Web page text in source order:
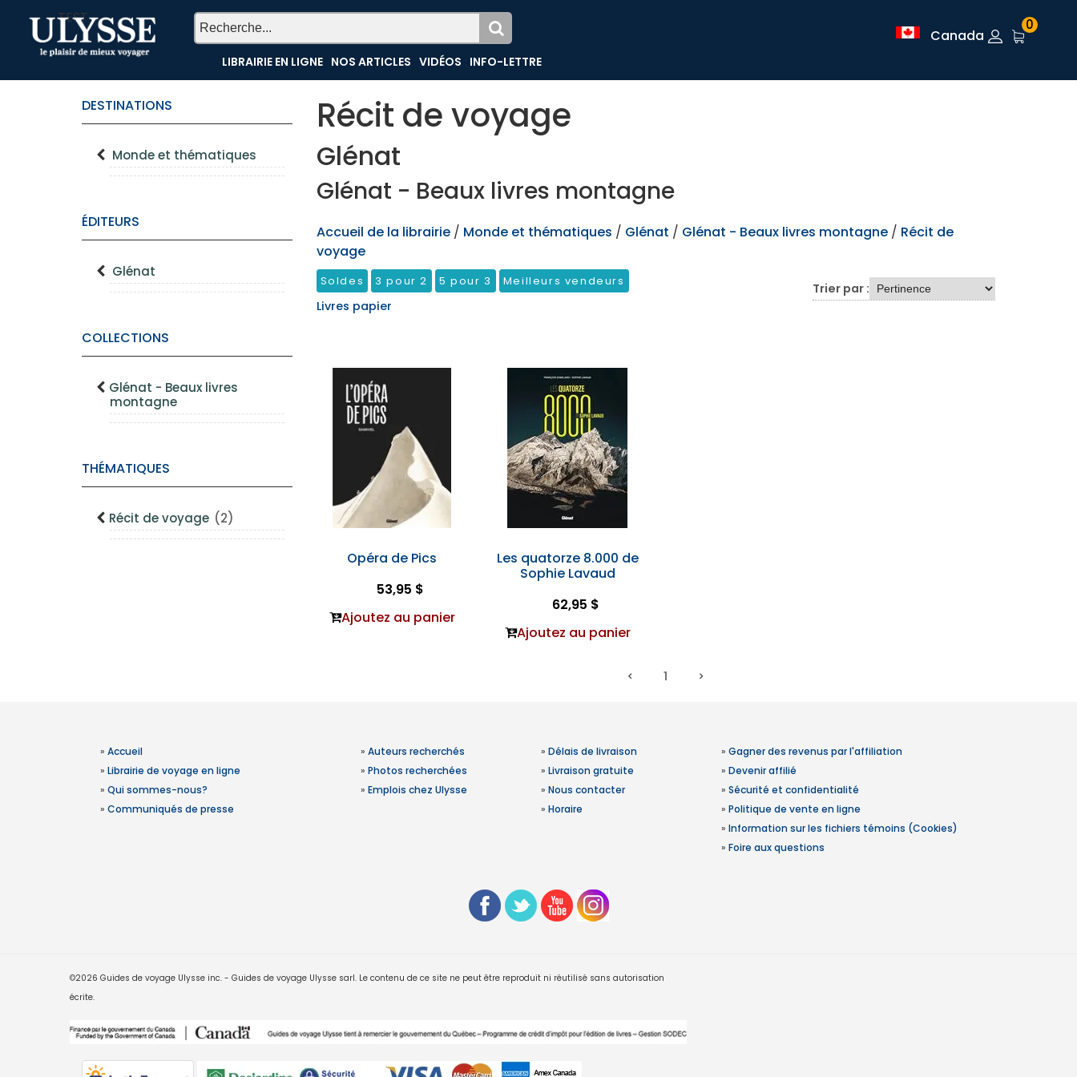
TEST
LIBRAIRIE EN LIGNE NOS ARTICLES VIDÉOS INFO-LETTRE
Canada
0
DESTINATIONS
Monde et thématiques
ÉDITEURS
Glénat
COLLECTIONS
Glénat - Beaux livres
montagne
THÉMATIQUES
Récit de voyage (2)
Récit de voyage
Glénat
Glénat - Beaux livres montagne
Accueil de la librairie / Monde et thématiques / Glénat / Glénat - Beaux livres montagne / Récit de
voyage
Soldes 3 pour 2 5 pour 3 Meilleurs vendeurs
Livres papier
Trier par :
Opéra de Pics
53,95 $
Ajoutez au panier
Les quatorze 8.000 de
Sophie Lavaud
62,95 $
Ajoutez au panier
1
» Accueil
» Librairie de voyage en ligne
» Qui sommes-nous?
» Communiqués de presse
» Auteurs recherchés
» Photos recherchées
» Emplois chez Ulysse
» Délais de livraison
» Livraison gratuite
» Nous contacter
» Horaire
» Gagner des revenus par l'affiliation
» Devenir affilié
» Sécurité et confidentialité
» Politique de vente en ligne
» Information sur les fichiers témoins (Cookies)
» Foire aux questions
©2026 Guides de voyage Ulysse inc. - Guides de voyage Ulysse sarl. Le contenu de ce site ne peut être reproduit ni réutilisé sans autorisation
écrite.